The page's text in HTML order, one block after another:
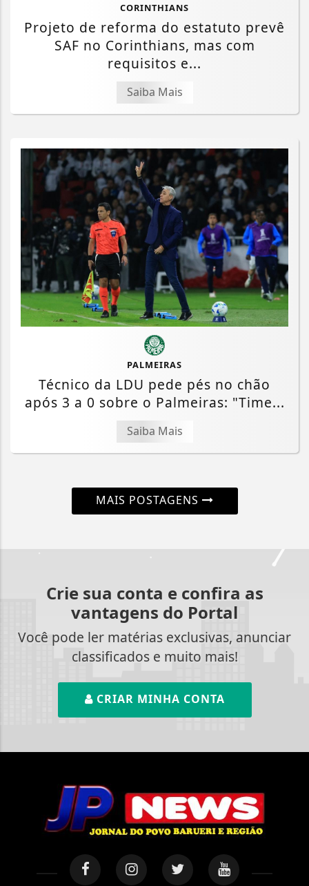
CORINTHIANS
Projeto de reforma do estatuto prevê
SAF no Corinthians, mas com
requisitos e...
Saiba Mais
PALMEIRAS
Técnico da LDU pede pés no chão
após 3 a 0 sobre o Palmeiras: "Time...
Saiba Mais
MAIS POSTAGENS
Crie sua conta e confira as
vantagens do Portal
Você pode ler matérias exclusivas, anunciar
classificados e muito mais!
CRIAR MINHA CONTA